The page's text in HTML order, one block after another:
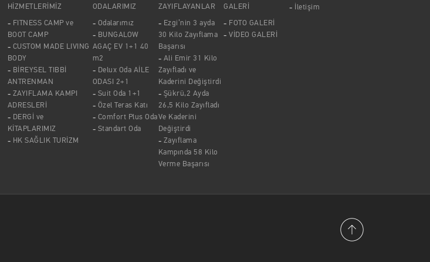
HİZMETLERİMİZ
FITNESS CAMP ve
BOOT CAMP
CUSTOM MADE LIVING
BODY
BİREYSEL TIBBİ
ANTRENMAN
ZAYIFLAMA KAMPI
ADRESLERİ
DERGİ ve
KİTAPLARIMIZ
HK SAĞLIK TURİZM
ODALARIMIZ
Odalarımız
BUNGALOW
AGAÇ EV 1+1 40
m2
Delux Oda AİLE
ODASI 2+1
Suit Oda 1+1
Özel Teras Katı
Comfort Plus Oda
Standart Oda
ZAYIFLAYANLAR
Ezgi’nin 3 ayda
30 Kilo Zayıflama
Başarısı
Ali Emir 31 Kilo
Zayıfladı ve
Kaderini Değiştirdi
Şükrü,2 Ayda
26,5 Kilo Zayıfladı
Ve Kaderini
Değiştirdi
Zayıflama
Kampında 58 Kilo
Verme Başarısı
GALERİ
FOTO GALERİ
VİDEO GALERİ
İletişim